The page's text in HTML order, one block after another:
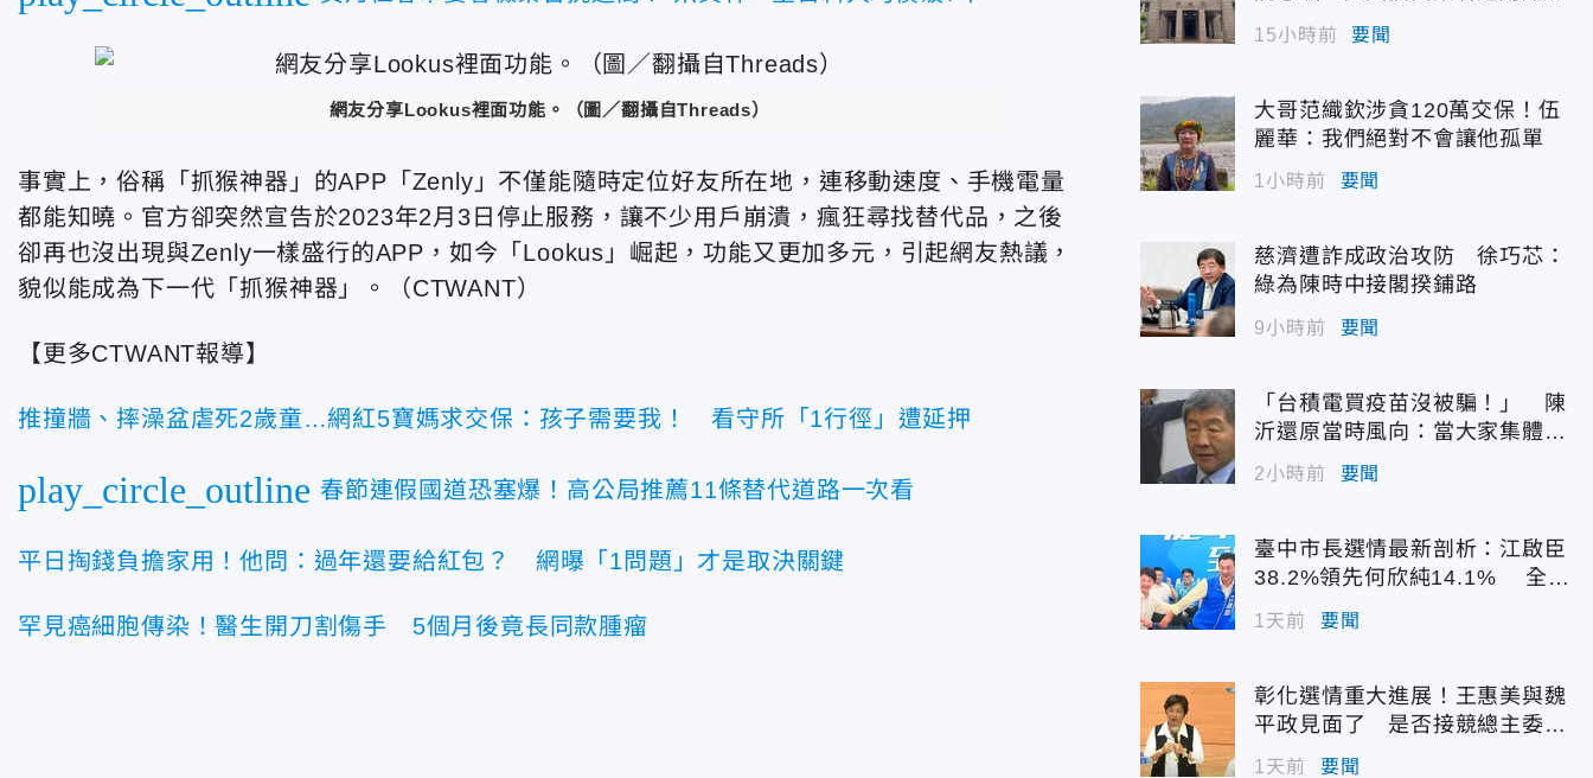
網友分享Lookus裡面功能。（圖／翻攝自Threads）
事實上，俗稱「抓猴神器」的APP「Zenly」不僅能隨時定位好友所在地，連移動速度、手機電量
都能知曉。官方卻突然宣告於2023年2月3日停止服務，讓不少用戶崩潰，瘋狂尋找替代品，之後
卻再也沒出現與Zenly一樣盛行的APP，如今「Lookus」崛起，功能又更加多元，引起網友熱議，
貌似能成為下一代「抓猴神器」。（CTWANT）
【更多CTWANT報導】
推撞牆、摔澡盆虐死2歲童…網紅5寶媽求交保：孩子需要我！ 看守所「1行徑」遭延押
play_circle_outline 春節連假國道恐塞爆！高公局推薦11條替代道路一次看
平日掏錢負擔家用！他問：過年還要給紅包？ 網曝「1問題」才是取決關鍵
罕見癌細胞傳染！醫生開刀割傷手 5個月後竟長同款腫瘤
配額
15小時前 要聞
大哥范織欽涉貪120萬交保！伍
麗華：我們絕對不會讓他孤單
1小時前 要聞
慈濟遭詐成政治攻防 徐巧芯：
綠為陳時中接閣揆鋪路
9小時前 要聞
「台積電買疫苗沒被騙！」 陳
沂還原當時風向：當大家集體失
憶？
2小時前 要聞
臺中市長選情最新剖析：江啟臣
38.2%領先何欣純14.1% 全世
代支持度全面居首
1天前 要聞
彰化選情重大進展！王惠美與魏
平政見面了 是否接競總主委態
度曝光
1天前 要聞